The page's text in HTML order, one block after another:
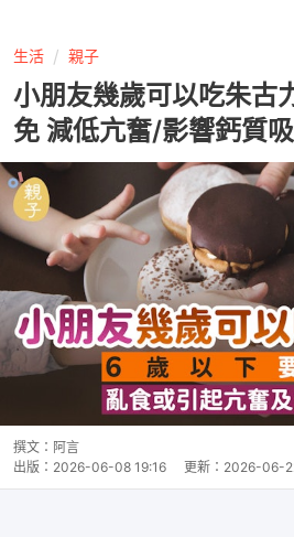
生活 親子
小朋友幾歲可以吃朱古
免 減低亢奮/影響鈣質
撰文： 阿言
出版： 2026-06-08 19:16 更新： 2026-06-